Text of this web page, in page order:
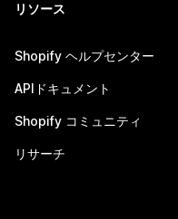
リソース
Shopify ヘルプセンター
APIドキュメント
Shopify コミュニティ
リサーチ